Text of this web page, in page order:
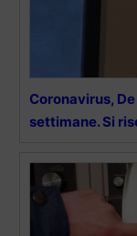
Coronavirus,
settimane. Si